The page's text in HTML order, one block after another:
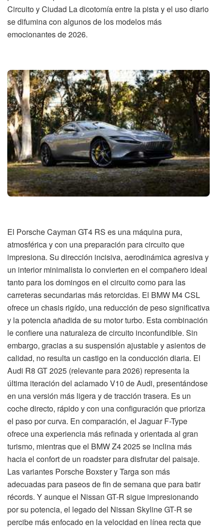
Circuito y Ciudad La dicotomía entre la pista y el uso diario
se difumina con algunos de los modelos más
emocionantes de 2026.
El Porsche Cayman GT4 RS es una máquina pura,
atmosférica y con una preparación para circuito que
impresiona. Su dirección incisiva, aerodinámica agresiva y
un interior minimalista lo convierten en el compañero ideal
tanto para los domingos en el circuito como para las
carreteras secundarias más retorcidas. El BMW M4 CSL
ofrece un chasis rigído, una reducción de peso significativa
y la potencia añadida de su motor turbo. Esta combinación
le confiere una naturaleza de circuito inconfundible. Sin
embargo, gracias a su suspensión ajustable y asientos de
calidad, no resulta un castigo en la conducción diaria. El
Audi R8 GT 2025 (relevante para 2026) representa la
última iteración del aclamado V10 de Audi, presentándose
en una versión más ligera y de tracción trasera. Es un
coche directo, rápido y con una configuración que prioriza
el paso por curva. En comparación, el Jaguar F-Type
ofrece una experiencia más refinada y orientada al gran
turismo, mientras que el BMW Z4 2025 se inclina más
hacia el confort de un roadster para disfrutar del paisaje.
Las variantes Porsche Boxster y Targa son más
adecuadas para paseos de fin de semana que para batir
récords. Y aunque el Nissan GT-R sigue impresionando
por su potencia, el legado del Nissan Skyline GT-R se
percibe más enfocado en la velocidad en línea recta que